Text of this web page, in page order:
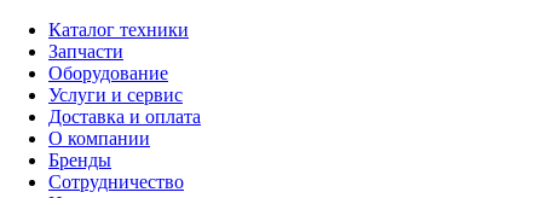
Каталог техники
Запчасти
Оборудование
Услуги и сервис
Доставка и оплата
О компании
Бренды
Сотрудничество